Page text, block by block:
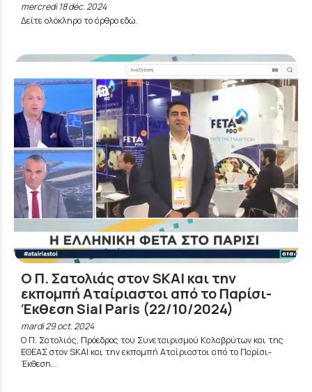
mercredi 18 déc. 2024
Δείτε ολόκληρο το άρθρο εδώ.
Ο Π. Σατολιάς στον SKAI και την
εκπομπή Αταίριαστοι από το Παρίσι-
Έκθεση Sial Paris (22/10/2024)
mardi 29 oct. 2024
Ο Π. Σατολιάς, Πρόεδρος του Συνεταιρισμού Καλαβρύτων και της
ΕΘΕΑΣ στον SKAI και την εκπομπή Αταίριαστοι από το Παρίσι-
Έκθεση...